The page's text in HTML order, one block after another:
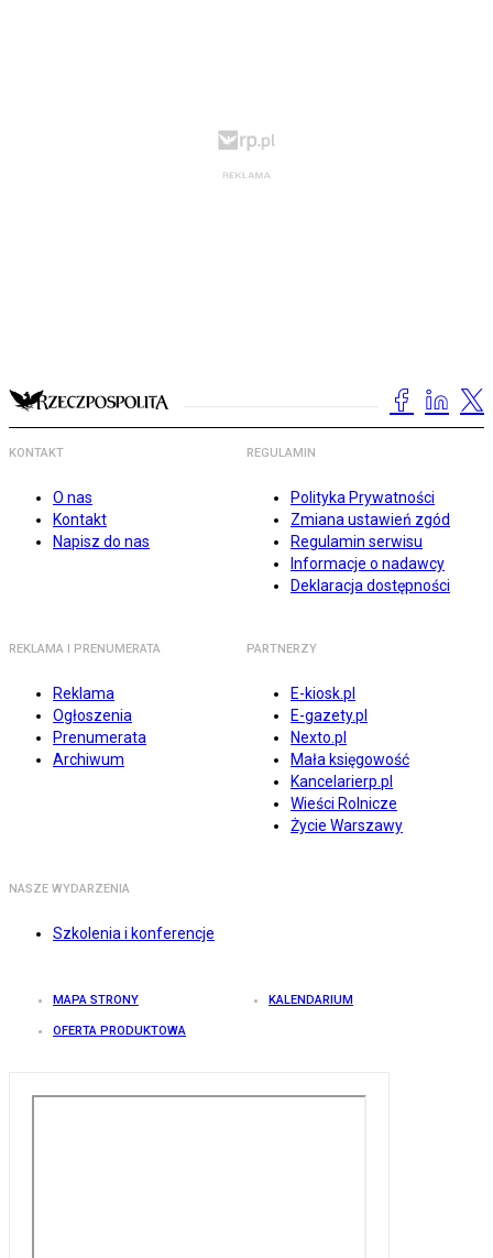
KONTAKT
O nas
Kontakt
Napisz do nas
REGULAMIN
Polityka Prywatności
Zmiana ustawień zgód
Regulamin serwisu
Informacje o nadawcy
Deklaracja dostępności
REKLAMA I PRENUMERATA
Reklama
Ogłoszenia
Prenumerata
Archiwum
PARTNERZY
E-kiosk.pl
E-gazety.pl
Nexto.pl
Mała księgowość
Kancelarierp.pl
Wieści Rolnicze
Życie Warszawy
NASZE WYDARZENIA
Szkolenia i konferencje
MAPA STRONY KALENDARIUM
OFERTA PRODUKTOWA